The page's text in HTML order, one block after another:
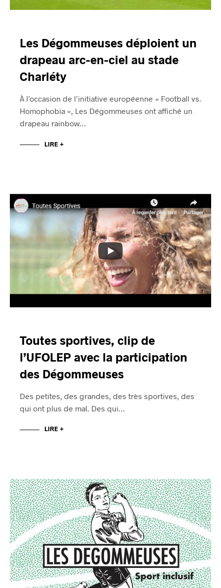
Les Dégommeuses déploient un
drapeau arc-en-ciel au stade
Charléty
À l’occasion de l’initiative européenne « Football vs.
Homophobia », Les Dégommeuses ont affiché un
drapeau rainbow…
LIRE +
Toutes sportives, clip de
l’UFOLEP avec la participation
des Dégommeuses
Des petites, des grandes, des très sportives, des
qui ont plus de mal. Des qui…
LIRE +